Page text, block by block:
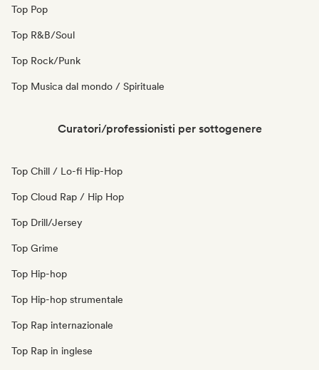
Top Pop
Top R&B/Soul
Top Rock/Punk
Top Musica dal mondo / Spirituale
Curatori/professionisti per sottogenere
Top Chill / Lo-fi Hip-Hop
Top Cloud Rap / Hip Hop
Top Drill/Jersey
Top Grime
Top Hip-hop
Top Hip-hop strumentale
Top Rap internazionale
Top Rap in inglese